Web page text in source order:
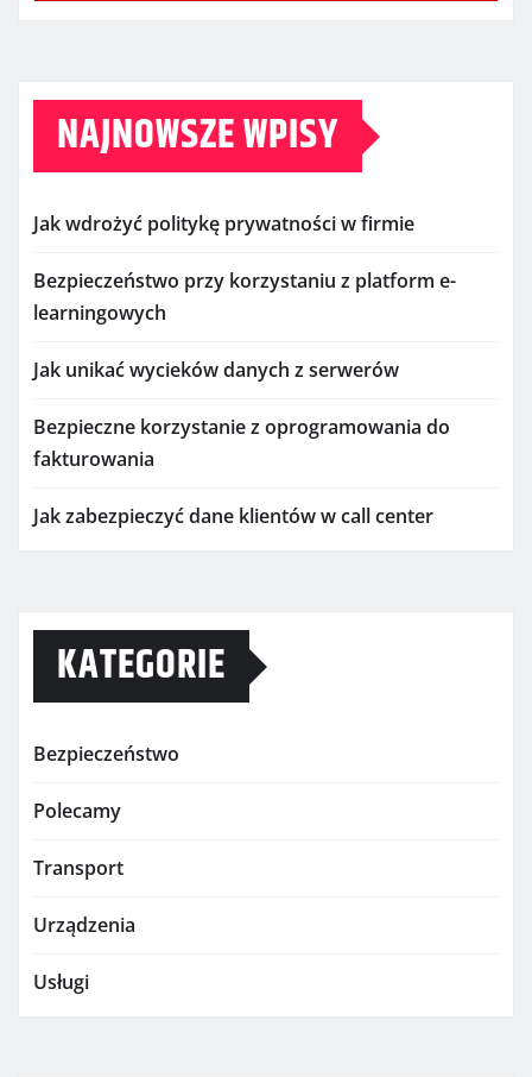
NAJNOWSZE WPISY
Jak wdrożyć politykę prywatności w firmie
Bezpieczeństwo przy korzystaniu z platform e-
learningowych
Jak unikać wycieków danych z serwerów
Bezpieczne korzystanie z oprogramowania do
fakturowania
Jak zabezpieczyć dane klientów w call center
KATEGORIE
Bezpieczeństwo
Polecamy
Transport
Urządzenia
Usługi